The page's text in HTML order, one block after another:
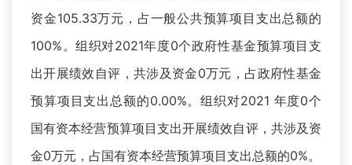
资金105.33万元，占一般公共预算项目支出总额的
100%。组织对2021年度0个政府性基金预算项目支
出开展绩效自评，共涉及资金0万元，占政府性基金
预算项目支出总额的0.00%。组织对2021 年度0个
国有资本经营预算项目支出开展绩效自评，共涉及资
金0万元，占国有资本经营预算项目支出总额的0%。